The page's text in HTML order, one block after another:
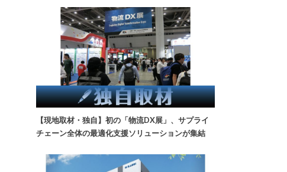
【現地取材・独自】初の「物流DX展」、サプライ
チェーン全体の最適化支援ソリューションが集結